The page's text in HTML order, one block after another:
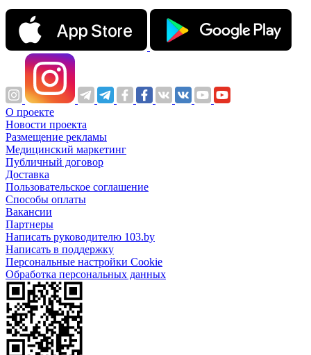
О проекте
Новости проекта
Размещение рекламы
Медицинский маркетинг
Публичный договор
Доставка
Пользовательское соглашение
Способы оплаты
Вакансии
Партнеры
Написать руководителю 103.by
Написать в поддержку
Персональные настройки Cookie
Обработка персональных данных